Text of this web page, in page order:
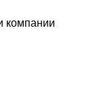
компании